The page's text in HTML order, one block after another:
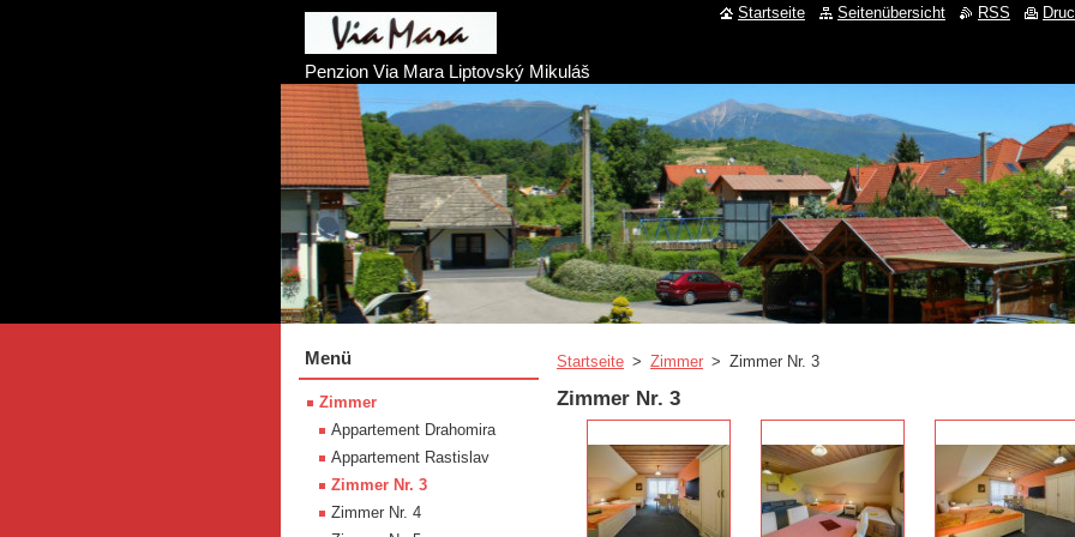
Penzion Via Mara Liptovský Mikuláš
Startseite > Zimmer > Zimmer Nr. 3
Zimmer Nr. 3
Menü
Zimmer
Appartement Drahomira
Appartement Rastislav
Zimmer Nr. 3
Zimmer Nr. 4
Startseite Seitenübersicht RSS